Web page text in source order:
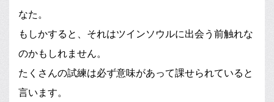
なた。
もしかすると、それはツインソウルに出会う前触れな
のかもしれません。
たくさんの試練は必ず意味があって課せられていると
言います。